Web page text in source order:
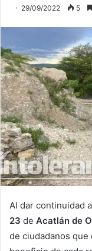
29/09/2022 5
Al dar continuidad
23 de Acatlán de
de ciudadanos que